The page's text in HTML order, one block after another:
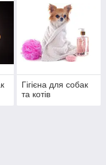
Гігієна для собак
та котів